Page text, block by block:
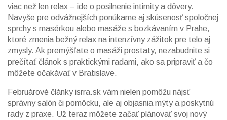
viac než len relax – ide o posilnenie intimity a dôvery.
Navyše pre odvážnejších ponúkame aj skúsenosť spoločnej
sprchy s masérkou alebo masáže s bozkávaním v Prahe,
ktoré zmenia bežný relax na intenzívny zážitok pre telo aj
zmysly. Ak premýšľate o masáži prostaty, nezabudnite si
prečítať článok s praktickými radami, ako sa pripraviť a čo
môžete očakávať v Bratislave.
Februárové články isrra.sk vám nielen pomôžu nájsť
správny salón či pomôcku, ale aj objasnia mýty a poskytnú
rady z praxe. Už teraz môžete začať plánovať svoj nový